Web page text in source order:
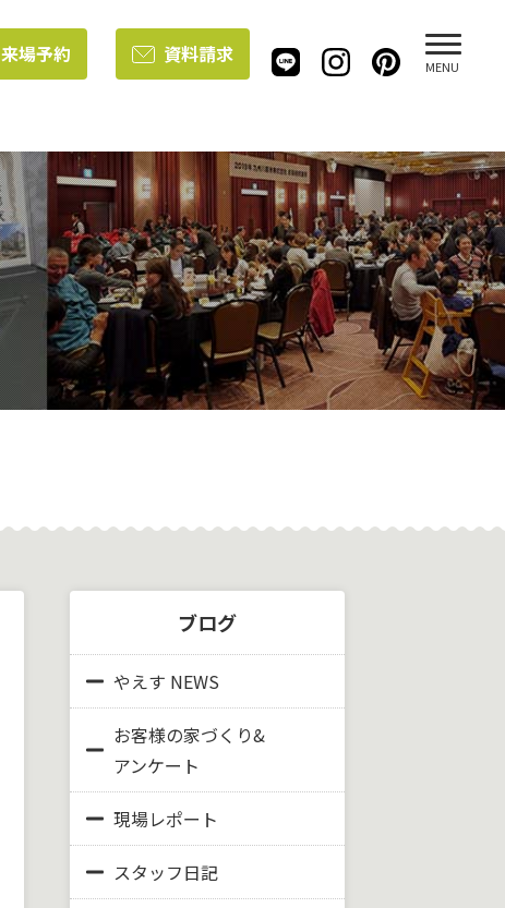
来場予約 資料請求
MENU
ブログ
やえす NEWS
お客様の家づくり&
アンケート
現場レポート
スタッフ日記